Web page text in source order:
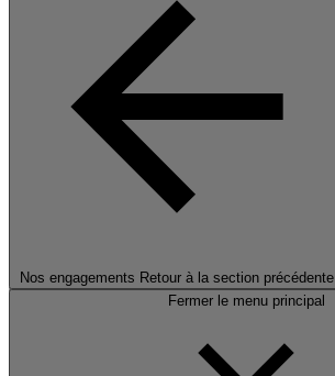
Nos engagements Retour à la section précédente
Fermer le menu principal